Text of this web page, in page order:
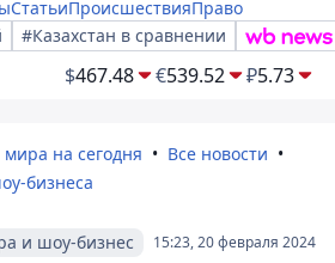
СтатьиПроисшествияПраво
#Казахстан в сравнении
$467.48 €539.52 ₽5.73
на сегодня
Все новости
бизнеса
15:23, 20 февраля 2024
и шоу-бизнес